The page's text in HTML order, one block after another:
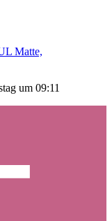
Matte,
um 09:11